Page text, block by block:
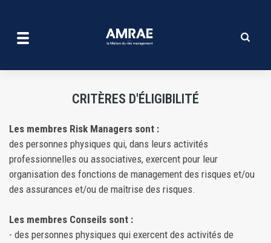
contenu
CRITÈRES D'ÉLIGIBILITÉ
Les membres Risk Managers sont :
des personnes physiques qui, dans leurs activités
professionnelles ou associatives, exercent pour leur
organisation des fonctions de management des risques et/ou
des assurances et/ou de maîtrise des risques.
Les membres Conseils sont :
- des personnes physiques qui exercent des activités de